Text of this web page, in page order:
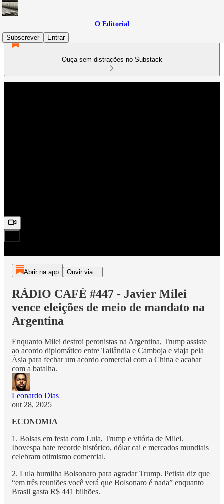
O Editorial
Subscrever
Entrar
Ouça sem distrações no Substack
Abrir na app Ouvir via...
RÁDIO CAFÉ #447 - Javier Milei
vence eleições de meio de mandato na
Argentina
Enquanto Milei destroi peronistas na Argentina, Trump assiste
ao acordo diplomático entre Tailândia e Camboja e viaja pela
Ásia para fechar um acordo comercial com a China e acabar
com a batalha.
Leonardo Dias
out 28, 2025
ECONOMIA
1. Bolsas em festa com Lula, Trump e vitória de Milei.
Ibovespa bate recorde histórico, dólar cai e mercados mundiais
celebram otimismo comercial.
2. Lula humilha Bolsonaro para agradar Trump. Petista diz que
“em três reuniões você verá que Bolsonaro é nada” enquanto
Brasil gasta R$ 441 bilhões.